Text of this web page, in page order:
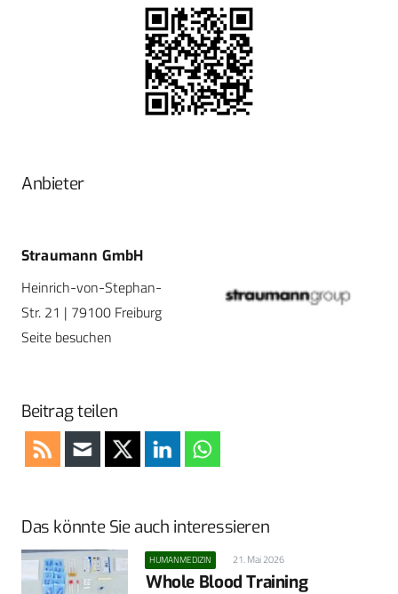
Anbieter
Straumann GmbH
Heinrich-von-Stephan-
Str. 21 | 79100 Freiburg
Seite besuchen
Beitrag teilen
Das könnte Sie auch interessieren
HUMANMEDIZIN 21. Mai 2026
Whole Blood Training